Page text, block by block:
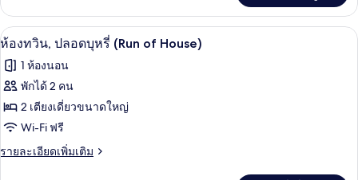
สวน
สาธารณะ
เกี่ยว
กับ
ห้อง
น,
ปลอด
วิว
สวน
เปิด
ภาพถ่าย
ทั้งหมด
ของ
ห้อง
ทวิน,
เตียง Tempur-Pedic, โต๊ะทำงาน, พื้
5
ห้องทวิน, ปลอดบุหรี่ (Run of House)
1 ห้องนอน
พักได้ 2 คน
2 เตียงเดี่ยวขนาดใหญ่
Wi-Fi ฟรี
รายละเอียดเพิ่มเติม
ราย